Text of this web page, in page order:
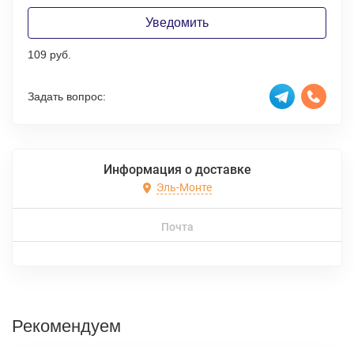
Уведомить
109 руб.
Задать вопрос:
Информация о доставке
Эль-Монте
Почта
Рекомендуем